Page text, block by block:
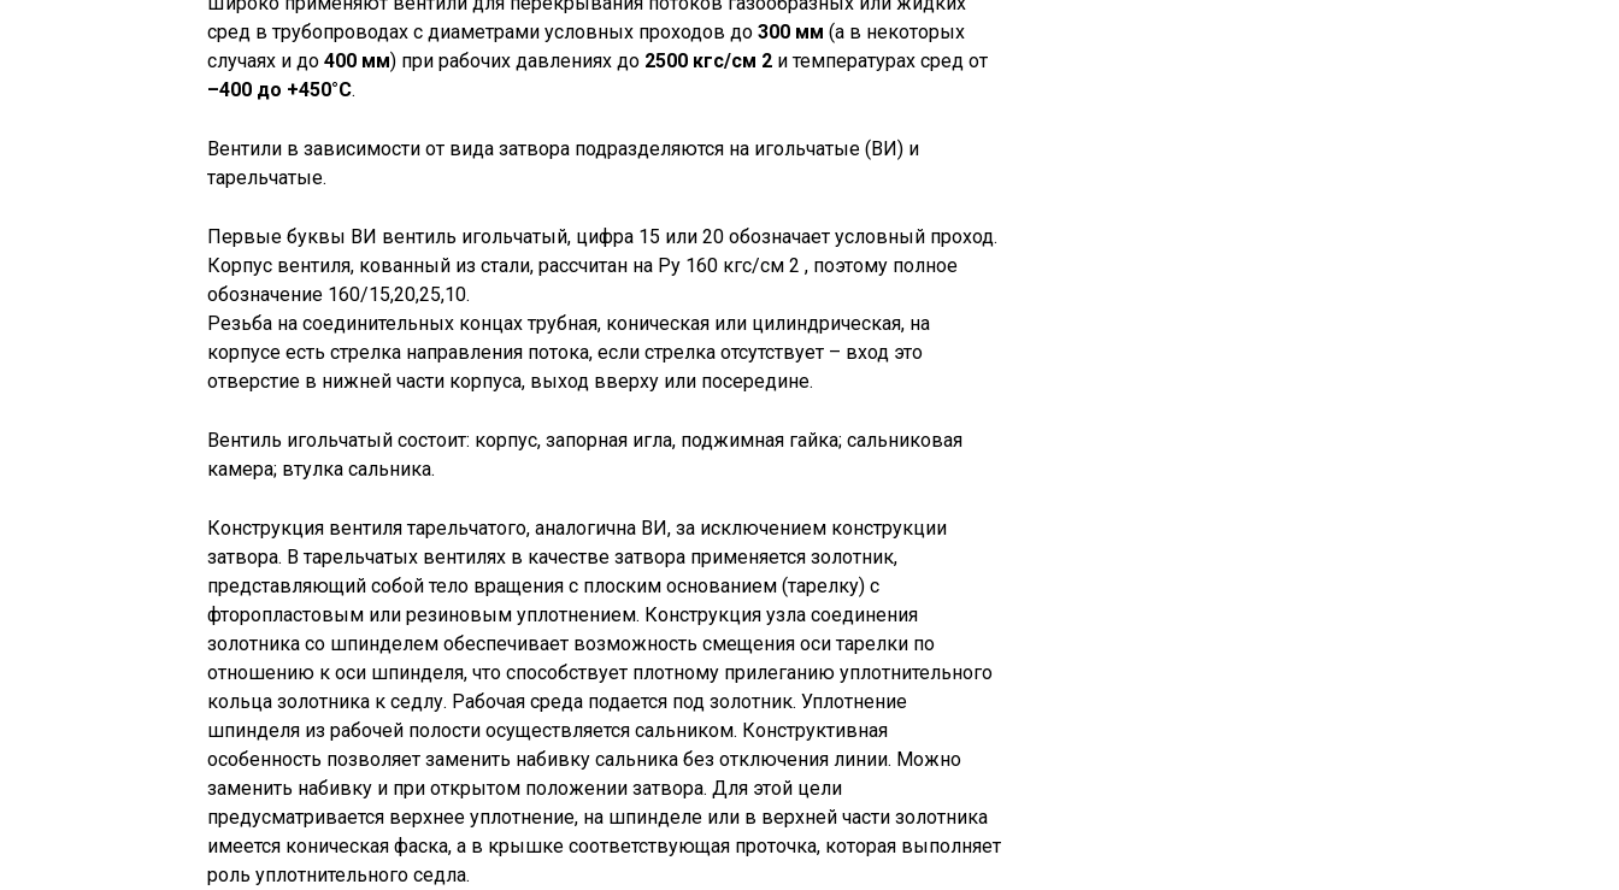
сред в трубопроводах с диаметрами условных проходов до 300 мм (а в некоторых
случаях и до 400 мм) при рабочих давлениях до 2500 кгс/см 2 и температурах сред от
–400 до +450°С.
Вентили в зависимости от вида затвора подразделяются на игольчатые (ВИ) и
тарельчатые.
Первые буквы ВИ вентиль игольчатый, цифра 15 или 20 обозначает условный проход.
Корпус вентиля, кованный из стали, рассчитан на Ру 160 кгс/см 2 , поэтому полное
обозначение 160/15,20,25,10.
Резьба на соединительных концах трубная, коническая или цилиндрическая, на
корпусе есть стрелка направления потока, если стрелка отсутствует – вход это
отверстие в нижней части корпуса, выход вверху или посередине.
Вентиль игольчатый состоит: корпус, запорная игла, поджимная гайка; сальниковая
камера; втулка сальника.
Конструкция вентиля тарельчатого, аналогична ВИ, за исключением конструкции
затвора. В тарельчатых вентилях в качестве затвора применяется золотник,
представляющий собой тело вращения с плоским основанием (тарелку) с
фторопластовым или резиновым уплотнением. Конструкция узла соединения
золотника со шпинделем обеспечивает возможность смещения оси тарелки по
отношению к оси шпинделя, что способствует плотному прилеганию уплотнительного
кольца золотника к седлу. Рабочая среда подается под золотник. Уплотнение
шпинделя из рабочей полости осуществляется сальником. Конструктивная
особенность позволяет заменить набивку сальника без отключения линии. Можно
заменить набивку и при открытом положении затвора. Для этой цели
предусматривается верхнее уплотнение, на шпинделе или в верхней части золотника
имеется коническая фаска, а в крышке соответствующая проточка, которая выполняет
роль уплотнительного седла.